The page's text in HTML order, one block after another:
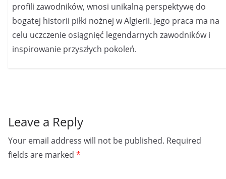
profili zawodników, wnosi unikalną perspektywę do
bogatej historii piłki nożnej w Algierii. Jego praca ma na
celu uczczenie osiągnięć legendarnych zawodników i
inspirowanie przyszłych pokoleń.
Leave a Reply
Your email address will not be published. Required
fields are marked *